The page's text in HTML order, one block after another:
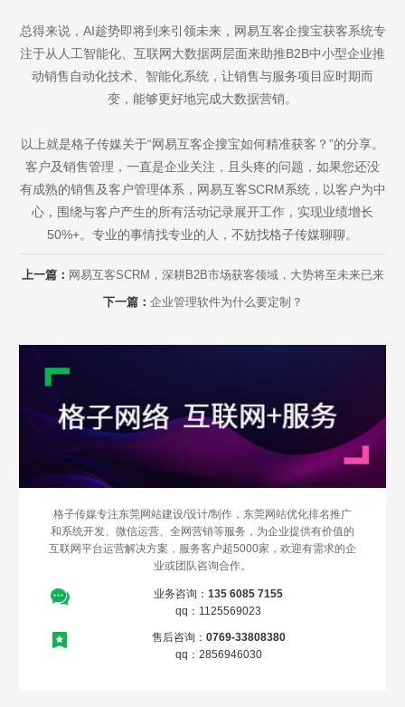
总得来说，AI趁势即将到来引领未来，网易互客企搜宝获客系统专
注于从人工智能化、互联网大数据两层面来助推B2B中小型企业推
动销售自动化技术、智能化系统，让销售与服务项目应时期而
变，能够更好地完成大数据营销。
以上就是格子传媒关于“网易互客企搜宝如何精准获客？”的分享。
客户及销售管理，一直是企业关注，且头疼的问题，如果您还没
有成熟的销售及客户管理体系，网易互客SCRM系统，以客户为中
心，围绕与客户产生的所有活动记录展开工作，实现业绩增长
50%+。专业的事情找专业的人，不妨找格子传媒聊聊。
上一篇： 网易互客SCRM，深耕B2B市场获客领域，大势将至未来已来
下一篇： 企业管理软件为什么要定制？
格子传媒专注东莞网站建设/设计/制作，东莞网站优化排名推广
和系统开发、微信运营、全网营销等服务，为企业提供有价值的
互联网平台运营解决方案，服务客户超5000家，欢迎有需求的企
业或团队咨询合作。
业务咨询： 135 6085 7155
qq：1125569023
售后咨询： 0769-33808380
qq：2856946030
Are you ready?
不怕就请留下您的需求及联系方式，我们会第一时间送上问候的。